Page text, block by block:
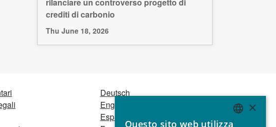
crediti di carbonio
Thu June 18, 2026
Deutsch
English
Español
×
Questo sito web utilizza